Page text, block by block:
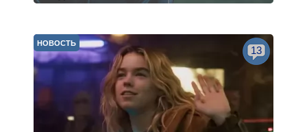
НОВОСТЬ
13